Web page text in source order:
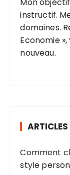
instructif.
domaines.
Economie
nouveau.
Comment
style